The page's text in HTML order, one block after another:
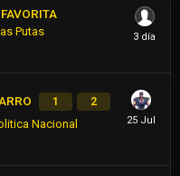
Putas
1 2
Nacional